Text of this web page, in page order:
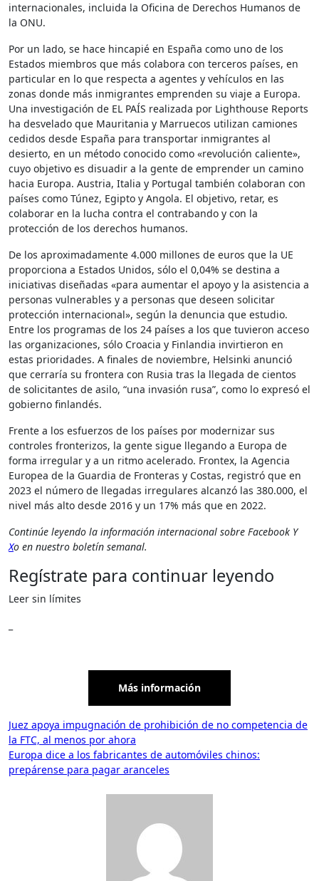
internacionales, incluida la Oficina de Derechos Humanos de
la ONU.
Por un lado, se hace hincapié en España como uno de los
Estados miembros que más colabora con terceros países, en
particular en lo que respecta a agentes y vehículos en las
zonas donde más inmigrantes emprenden su viaje a Europa.
Una investigación de EL PAÍS realizada por Lighthouse Reports
ha desvelado que Mauritania y Marruecos utilizan camiones
cedidos desde España para transportar inmigrantes al
desierto, en un método conocido como «revolución caliente»,
cuyo objetivo es disuadir a la gente de emprender un camino
hacia Europa. Austria, Italia y Portugal también colaboran con
países como Túnez, Egipto y Angola. El objetivo, retar, es
colaborar en la lucha contra el contrabando y con la
protección de los derechos humanos.
De los aproximadamente 4.000 millones de euros que la UE
proporciona a Estados Unidos, sólo el 0,04% se destina a
iniciativas diseñadas «para aumentar el apoyo y la asistencia a
personas vulnerables y a personas que deseen solicitar
protección internacional», según la denuncia que estudio.
Entre los programas de los 24 países a los que tuvieron acceso
las organizaciones, sólo Croacia y Finlandia invirtieron en
estas prioridades. A finales de noviembre, Helsinki anunció
que cerraría su frontera con Rusia tras la llegada de cientos
de solicitantes de asilo, “una invasión rusa”, como lo expresó el
gobierno finlandés.
Frente a los esfuerzos de los países por modernizar sus
controles fronterizos, la gente sigue llegando a Europa de
forma irregular y a un ritmo acelerado. Frontex, la Agencia
Europea de la Guardia de Fronteras y Costas, registró que en
2023 el número de llegadas irregulares alcanzó las 380.000, el
nivel más alto desde 2016 y un 17% más que en 2022.
Continúe leyendo la información internacional sobre Facebook Y
Xo en nuestro boletín semanal.
Regístrate para continuar leyendo
Leer sin límites
Más información
Navegación
de
entradas
Juez apoya impugnación de prohibición de no competencia de
la FTC, al menos por ahora
Europa dice a los fabricantes de automóviles chinos:
prepárense para pagar aranceles